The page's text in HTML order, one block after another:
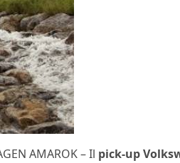
AMAROK – Il pick-up